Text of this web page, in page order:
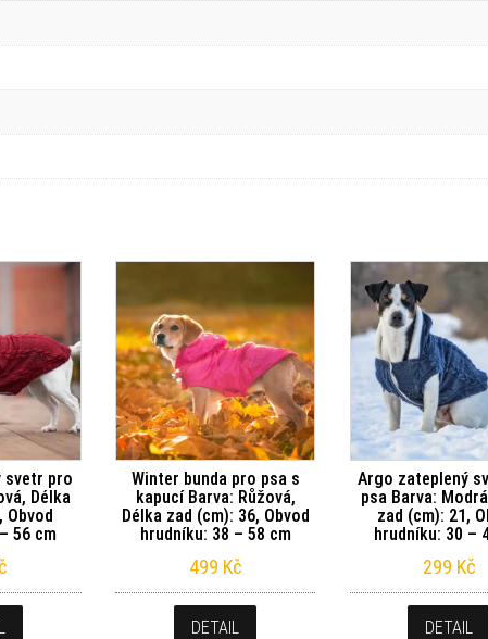
svetr pro
Délka
Obvod
56 cm
Winter bunda pro psa s
kapucí Barva: Růžová,
Délka zad (cm): 36, Obvod
hrudníku: 38 – 58 cm
499 Kč
DETAIL
Argo zateplený
psa Barva:
zad (cm): 21,
hrudníku: 30 –
299 Kč
DETAIL